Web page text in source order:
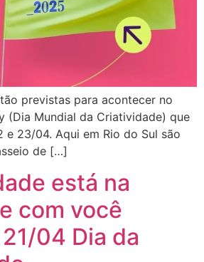
previstas para acontecer no
(Dia Mundial da Criatividade) que
e 23/04. Aqui em Rio do Sul são
de […]
está na
com você
04 Dia da